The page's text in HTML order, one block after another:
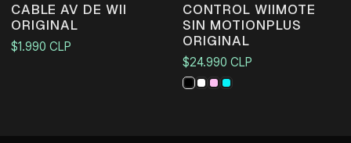
CABLE AV DE WII
ORIGINAL
$1.990 CLP
CONTROL WIIMOTE
SIN MOTIONPLUS
ORIGINAL
$24.990 CLP